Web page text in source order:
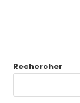
Rechercher